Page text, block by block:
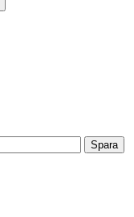
Spara